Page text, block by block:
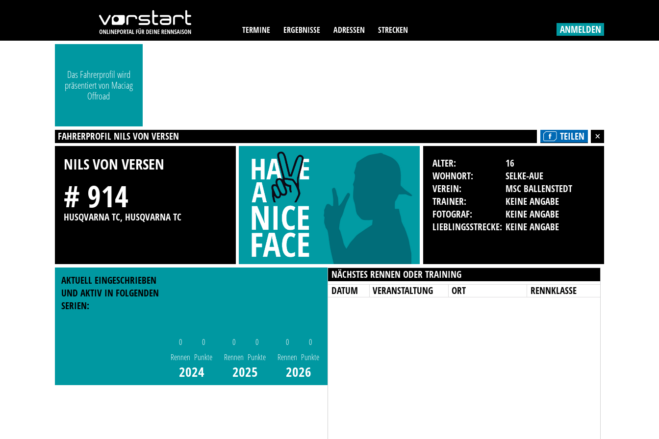
TERMINE ERGEBNISSE ADRESSEN STRECKEN ANMELDEN
Das Fahrerprofil wird
präsentiert von Maciag
Offroad
FAHRERPROFIL NILS VON VERSEN TEILEN
NILS VON VERSEN
# 914
HUSQVARNA TC, HUSQVARNA TC
ALTER:
16
WOHNORT:
SELKE-AUE
VEREIN:
MSC BALLENSTEDT
TRAINER:
KEINE ANGABE
FOTOGRAF:
KEINE ANGABE
LIEBLINGSSTRECKE: KEINE ANGABE
AKTUELL EINGESCHRIEBEN
UND AKTIV IN FOLGENDEN
SERIEN:
0
Rennen
0
Punkte
2024
0
Rennen
0
Punkte
2025
0
Rennen
0
Punkte
2026
NÄCHSTES RENNEN ODER TRAINING
DATUM
VERANSTALTUNG ORT RENNKLASSE